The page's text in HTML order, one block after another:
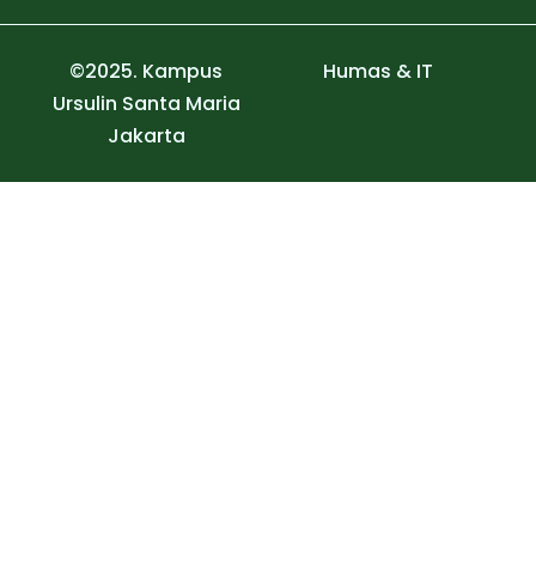
©2025. Kampus
Ursulin Santa Maria
Jakarta
Humas & IT